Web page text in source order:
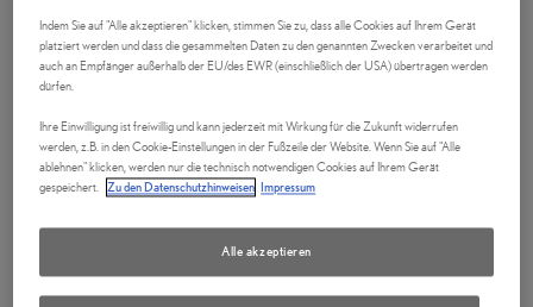
Vorname*
Nachname*
Firma*
Indem Sie auf "Alle akzeptieren" klicken, stimmen Sie zu, dass alle Cookies auf Ihrem Gerät
platziert werden und dass die gesammelten Daten zu den genannten Zwecken verarbeitet und
auch an Empfänger außerhalb der EU/des EWR (einschließlich der USA) übertragen werden
dürfen.
Ihre Einwilligung ist freiwillig und kann jederzeit mit Wirkung für die Zukunft widerrufen
werden, z.B. in den Cookie-Einstellungen in der Fußzeile der Website. Wenn Sie auf "Alle
ablehnen" klicken, werden nur die technisch notwendigen Cookies auf Ihrem Gerät
gespeichert. Zu den Datenschutzhinweisen Impressum
Alle akzeptieren